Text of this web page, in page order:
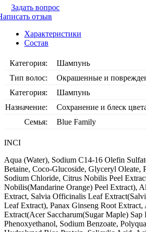
Задать вопрос
отзыв
Характеристики
Состав
Категория:
Шампунь
Тип волос:
Окрашенные и
Категория:
Шампунь
Назначение:
Сохранение и блеск
Семья:
Blue Family
INCI
Aqua (Water), Sodium C14-16 Olefin
Betaine, Coco-Glucoside, Glyceryl Oleate,
Sodium Chloride, Citrus Nobilis Peel
Nobilis(Mandarine Orange) Peel Extract),
Extract, Salvia Officinalis Leaf
Leaf Extract), Panax Ginseng Root Extract,
Extract(Acer Saccharum(Sugar Maple) Sap
Phenoxyethanol, Sodium Benzoate,